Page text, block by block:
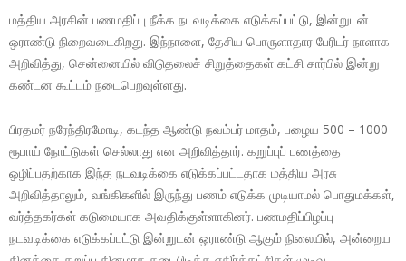
மத்திய அரசின் பணமதிப்பு நீக்க நடவடிக்கை எடுக்கப்பட்டு, இன்றுடன்
ஒராண்டு நிறைவடைகிறது. இந்நாளை, தேசிய பொருளாதார பேரிடர் நாளாக
அறிவித்து, சென்னையில் விடுதலைச் சிறுத்தைகள் கட்சி சார்பில் இன்று
கண்டன கூட்டம் நடைபெறவுள்ளது.
பிரதமர் நரேந்திரமோடி, கடந்த ஆண்டு நவம்பர் மாதம், பழைய 500 – 1000
ரூபாய் நோட்டுகள் செல்லாது என அறிவித்தார். கறுப்புப் பணத்தை
ஒழிப்பதற்காக இந்த நடவடிக்கை எடுக்கப்பட்டதாக மத்திய அரசு
அறிவித்தாலும், வங்கிகளில் இருந்து பணம் எடுக்க முடியாமல் பொதுமக்கள்,
வர்த்தகர்கள் கடுமையாக அவதிக்குள்ளாகினர். பணமதிப்பிழப்பு
நடவடிக்கை எடுக்கப்பட்டு இன்றுடன் ஒராண்டு ஆகும் நிலையில், அன்றைய